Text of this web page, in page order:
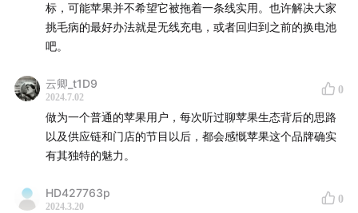
100 小时后请叫我播客主理人》已经上线，用通俗易懂
的语言带你入门播客制作，轻松完成你的「第〇期」播客
节目章节
00:00:30开场，和 waychane 一起聊聊 Apple
00:03:07Apple 近两年的产品趋势
00:30:45如何评价 Tim Cook 时代的 Apple
标，可能苹果并不希望它被拖着一条线实用。也许解决大家
挑毛病的最好办法就是无线充电，或者回归到之前的换电池
吧。
云卿_t1D9
2024.7.02
0
做为一个普通的苹果用户，每次听过聊苹果生态背后的思路
以及供应链和门店的节目以后，都会感慨苹果这个品牌确实
有其独特的魅力。
HD427763p
2024.3.20
0